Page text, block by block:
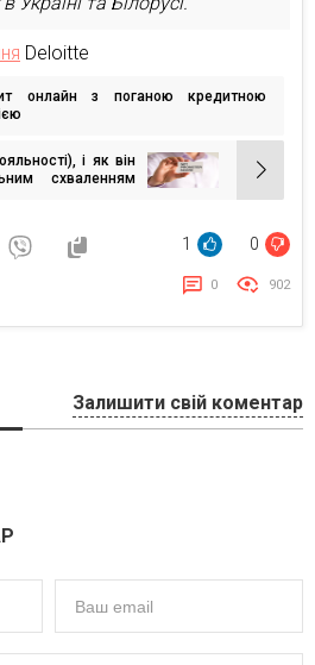
Deloitte
онлайн з поганою кредитною
і як він
схваленням
1 0
0 902
Залишити свій коментар